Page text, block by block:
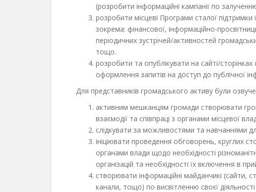
(розробити інформаційні кампанії по
розробити місцеві Програми сталої підтримки
зокрема: фінансової, інформаційно-
періодичних зустрічей/активностей
тощо.
розробити та опублікувати на сайті/
оформлення запитів на доступ до публічної
Для представників громадського активу були
активним мешканцям громади створювати
взаємодії та співпраці з органами місцевої
слідкувати за можливостями та навчаннями
ініціювати проведення обговорень, круглих
органами влади щодо необхідності
організацій та необхідності їх включення в
створювати інформаційні майданчикі (сайти,
канали, тощо) по висвітленню своєї